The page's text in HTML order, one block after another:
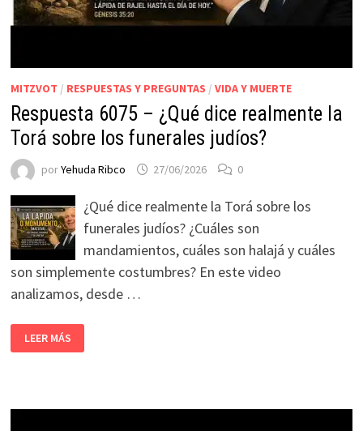
MITZVOT / RESPUESTAS Y PREGUNTAS / VIDA Y MUERTE
Respuesta 6075 – ¿Qué dice realmente la
Torá sobre los funerales judíos?
porYehuda Ribco 27/06/2026 0
¿Qué dice realmente la Torá sobre los
funerales judíos? ¿Cuáles son
mandamientos, cuáles son halajá y cuáles
son simplemente costumbres? En este video
analizamos, desde …
LEER MÁS